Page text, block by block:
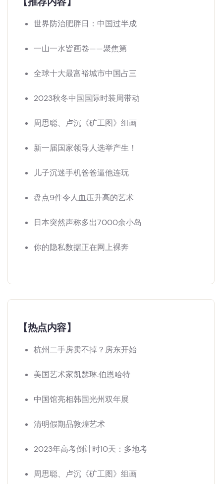
世界防治肥胖日：中国过半成
一山一水皆画卷——聚焦第
全球十大最富裕城市中国占三
2023秋冬中国国际时装周带动
周思聪、卢沉《矿工图》组画
新一届国家领导人选举产生！
儿子沉迷手机爸爸逼他连玩
盘点9件令人血压升高的艺术
日本突然声称多出7000余小岛
你的隐私数据正在网上裸奔
【热点内容】
杭州二手房卖不掉？房东开始
美国艺术家凯瑟琳.伯恩哈特
中国馆亮相韩国光州双年展
清明假期品敦煌艺术
2023年高考倒计时10天：多地考
周思聪、卢沉《矿工图》组画